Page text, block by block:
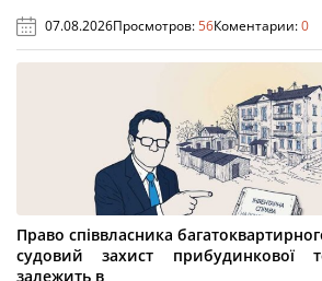
07.08.2026Просмотров:56Коментарии:0
Право співвласника
судовий захист прибудинкової
залежить в